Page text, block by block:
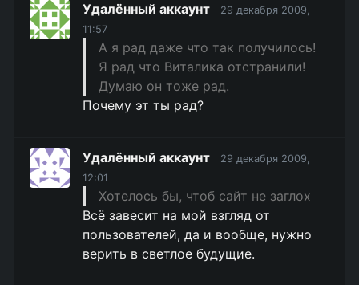
Удалённый аккаунт
29 декабря 2009,
11:57
А я рад даже что так получилось!
Я рад что Виталика отстранили!
Думаю он тоже рад.
Почему эт ты рад?
Удалённый аккаунт
29 декабря 2009,
12:01
Хотелось бы, чтоб сайт не заглох
Всё завесит на мой взгляд от
пользователей, да и вообще, нужно
верить в светлое будущие.